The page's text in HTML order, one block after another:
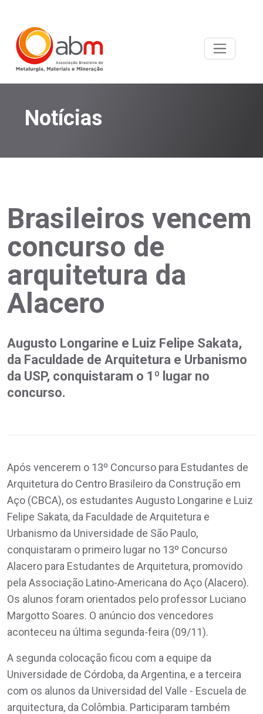
Notícias
Brasileiros vencem
concurso de
arquitetura da
Alacero
Augusto Longarine e Luiz Felipe Sakata,
da Faculdade de Arquitetura e Urbanismo
da USP, conquistaram o 1º lugar no
concurso.
Após vencerem o 13º Concurso para Estudantes de
Arquitetura do Centro Brasileiro da Construção em
Aço (CBCA), os estudantes Augusto Longarine e Luiz
Felipe Sakata, da Faculdade de Arquitetura e
Urbanismo da Universidade de São Paulo,
conquistaram o primeiro lugar no 13º Concurso
Alacero para Estudantes de Arquitetura, promovido
pela Associação Latino-Americana do Aço (Alacero).
Os alunos foram orientados pelo professor Luciano
Margotto Soares. O anúncio dos vencedores
aconteceu na última segunda-feira (09/11).
A segunda colocação ficou com a equipe da
Universidade de Córdoba, da Argentina, e a terceira
com os alunos da Universidad del Valle - Escuela de
arquitectura, da Colômbia. Participaram também